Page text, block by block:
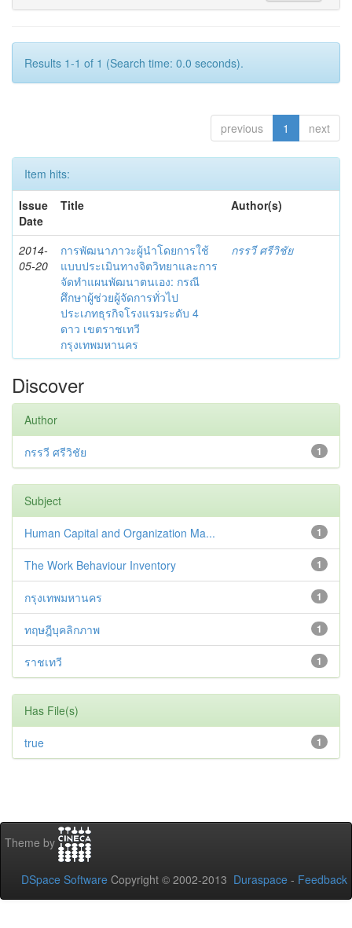
Results 1-1 of 1 (Search time: 0.0 seconds).
previous 1 next
Item hits:
Issue
Date
Title Author(s)
2014-
05-20
การพัฒนาภาวะผู้นำโดยการใช้
แบบประเมินทางจิตวิทยาและการ
จัดทำแผนพัฒนาตนเอง: กรณี
ศึกษาผู้ช่วยผู้จัดการทั่วไป
ประเภทธุรกิจโรงแรมระดับ 4
ดาว เขตราชเทวี
กรุงเทพมหานคร
กรรวี ศรีวิชัย
Discover
Author
1
กรรวี ศรีวิชัย
Subject
1
Human Capital and Organization Ma...
1
The Work Behaviour Inventory
1
กรุงเทพมหานคร
1
ทฤษฎีบุคลิกภาพ
1
ราชเทวี
Has File(s)
1
true
Theme by
DSpace Software Copyright © 2002-2013 Duraspace - Feedback